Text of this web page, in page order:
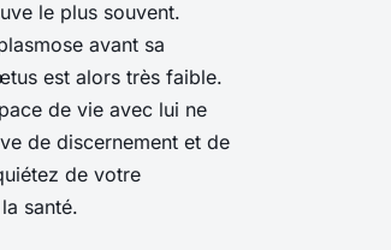
le plus souvent.
avant sa
est alors très faible.
de vie avec lui ne
de discernement et de
de votre
santé.